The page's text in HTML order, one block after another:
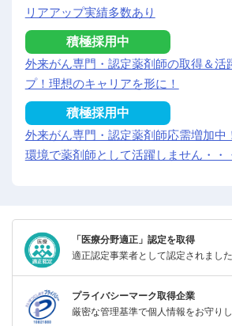
リアアップ実績多数あり
積極採用中
外来がん専門・認定薬剤師の取得＆活
プ！理想のキャリアを形に！
積極採用中
外来がん専門・認定薬剤師応需増加中
環境で薬剤師として活躍しません・・
「医療分野適正」認定を取得
適正認定事業者として認定されました
プライバシーマーク取得企業
厳密な管理基準で個人情報をお守りし